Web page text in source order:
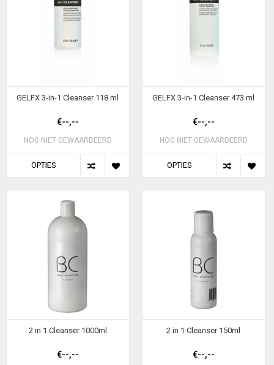
GELFX 3-in-1 Cleanser 118 ml
€--,--
NOG NIET GEWAARDEERD
OPTIES
GELFX 3-in-1 Cleanser 473 ml
€--,--
NOG NIET GEWAARDEERD
OPTIES
2 in 1 Cleanser 1000ml
€--,--
2 in 1 Cleanser 150ml
€--,--